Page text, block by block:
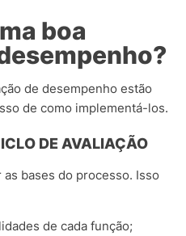
boa
de desempenho estão
de como implementá-los.
DE AVALIAÇÃO
bases do processo. Isso
de cada função;